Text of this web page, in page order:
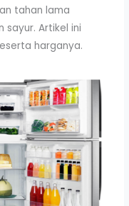
tahan lama
Artikel ini
harganya.